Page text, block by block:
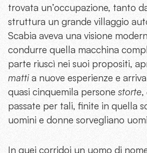
trovata un’occupazione, tanto
struttura un grande villaggio
Scabia aveva una visione
condurre quella macchina
parte riuscì nei suoi propositi,
mattia nuove esperienze e
quasi cinquemila persone storte,
passate per tali, finite in quella
uomini e donne sorvegliano
In quei corridoi un uomo di